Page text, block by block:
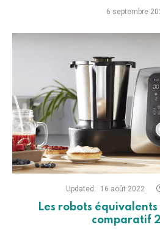
6 septembre
Updated: 16 août 2022
Les robots
comparatif